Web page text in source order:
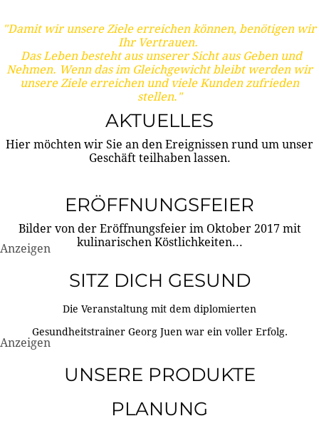
"Damit wir unsere Ziele erreichen können, benötigen wir
Ihr Vertrauen.
Das Leben besteht aus unserer Sicht aus Geben und
Nehmen. Wenn das im Gleichgewicht bleibt werden wir
unsere Ziele erreichen und viele Kunden zufrieden
stellen."
AKTUELLES
Hier möchten wir Sie an den Ereignissen rund um unser
Geschäft teilhaben lassen.
ERÖFFNUNGSFEIER
Bilder von der Eröffnungsfeier im Oktober 2017 mit
kulinarischen Köstlichkeiten...
Anzeigen
SITZ DICH GESUND
Die Veranstaltung mit dem diplomierten
Gesundheitstrainer Georg Juen war ein voller Erfolg.
Anzeigen
UNSERE PRODUKTE
PLANUNG